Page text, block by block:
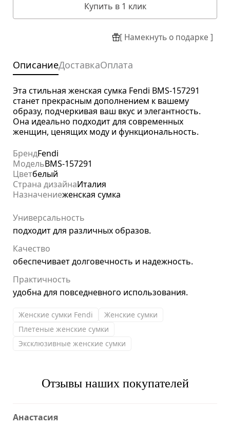
Купить в 1 клик
[ Намекнуть о подарке ]
ОписаниеДоставкаОплата
Эта стильная женская сумка Fendi BMS-157291
станет прекрасным дополнением к вашему
образу, подчеркивая ваш вкус и элегантность.
Она идеально подходит для современных
женщин, ценящих моду и функциональность.
БрендFendi
МодельBMS-157291
Цветбелый
Страна дизайнаИталия
Назначениеженская сумка
Универсальность
подходит для различных образов.
Качество
обеспечивает долговечность и надежность.
Практичность
удобна для повседневного использования.
Женские сумки Fendi
Женские сумки
Плетеные женские сумки
Эксклюзивные женские сумки
Отзывы наших покупателей
Анастасия